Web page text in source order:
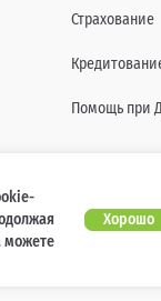
Страхование
Помощь при
а также
публичной офертой,
обращайтесь к
можете
Хорошо